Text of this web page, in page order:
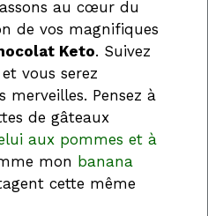
au cœur du
de vos magnifiques
Keto. Suivez
vous serez
merveilles. Pensez à
de gâteaux
aux pommes et à
mon banana
cette même